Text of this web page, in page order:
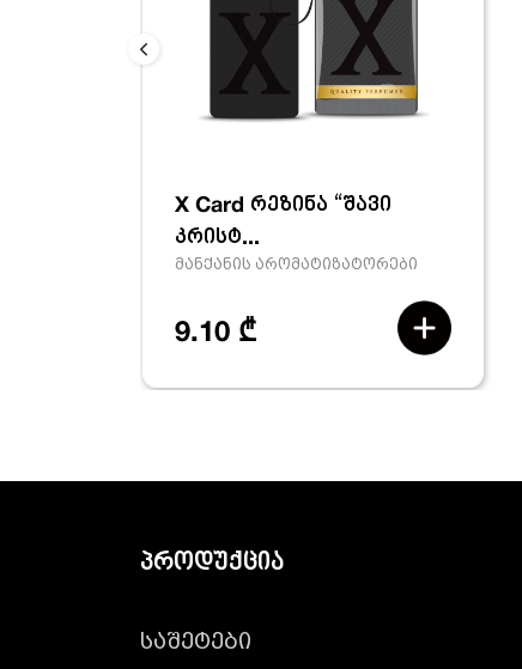
X Card რეზინა “შავი
კრისტ...
მანქანის არომატიზატორები
9.10 ₾
პროდუქცია
საშეტები